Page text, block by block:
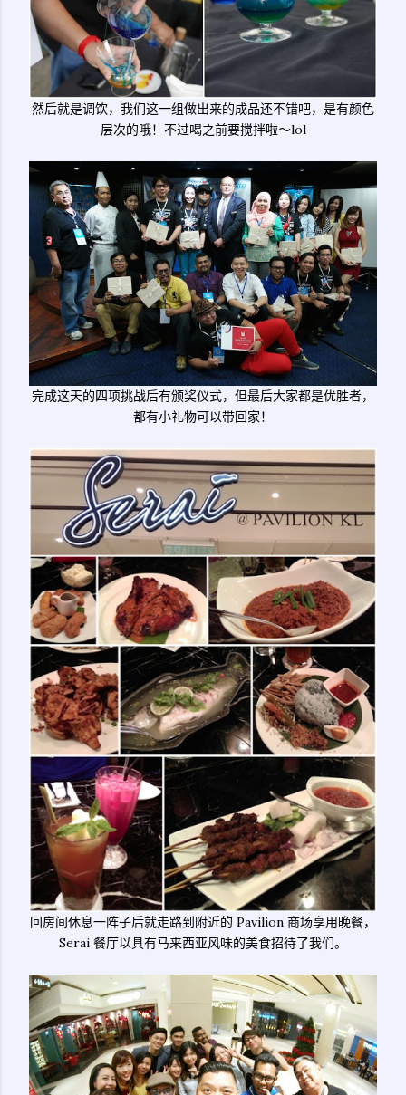
然后就是调饮，我们这一组做出来的成品还不错吧，是有颜色
层次的哦！不过喝之前要搅拌啦～lol
完成这天的四项挑战后有颁奖仪式，但最后大家都是优胜者，
都有小礼物可以带回家！
回房间休息一阵子后就走路到附近的 Pavilion 商场享用晚餐，
Serai 餐厅以具有马来西亚风味的美食招待了我们。